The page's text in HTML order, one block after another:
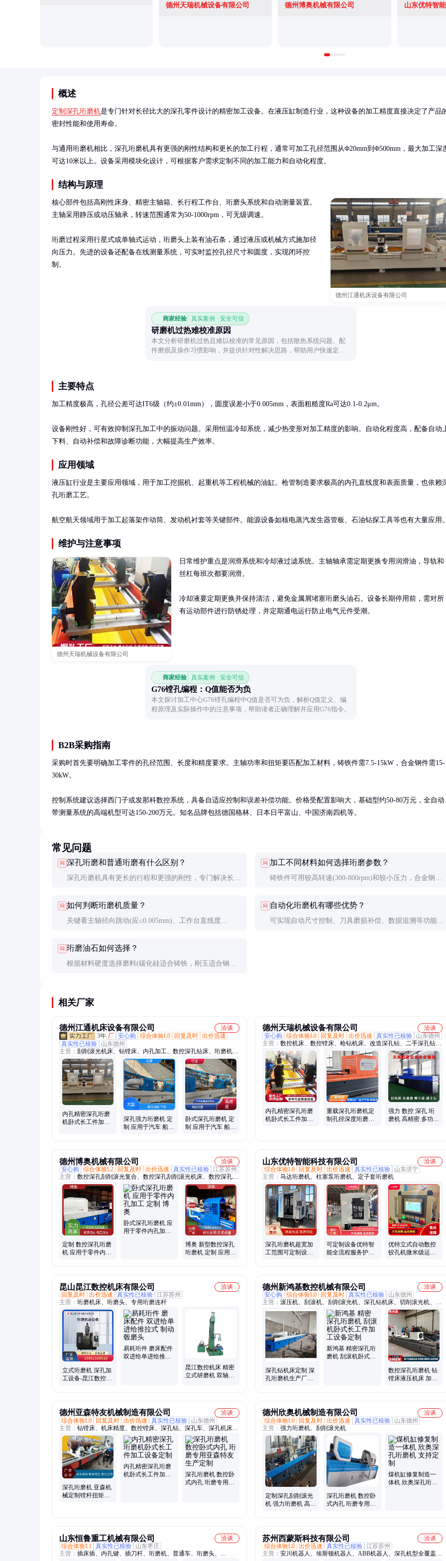
德州天瑞机械设备有限公司 德州博奥机械有限公司 山东优特智
概述
定制深孔珩磨机是专门针对长径比大的深孔零件设计的精密加工设备。在液压缸制造行业，这种设备的加工精度直接决定了产品
密封性能和使用寿命。
与通用珩磨机相比，深孔珩磨机具有更强的刚性结构和更长的加工行程，通常可加工孔径范围从Φ20mm到Φ500mm，最大加工深
可达10米以上。设备采用模块化设计，可根据客户需求定制不同的加工能力和自动化程度。
结构与原理
德州江通机床设备有限公司
核心部件包括高刚性床身、精密主轴箱、长行程工作台、珩磨头系统和自动测量装置。
主轴采用静压或动压轴承，转速范围通常为50-1000rpm，可无级调速。
珩磨过程采用行星式或单轴式运动，珩磨头上装有油石条，通过液压或机械方式施加径
向压力。先进的设备还配备在线测量系统，可实时监控孔径尺寸和圆度，实现闭环控
制。
商家经验 真实案例 · 安全可信
研磨机过热难校准原因
本文分析研磨机过热且难以校准的常见原因，包括散热系统问题、配
件磨损及操作习惯影响，并提供针对性解决思路，帮助用户快速定位
主要特点
加工精度极高，孔径公差可达IT6级（约±0.01mm），圆度误差小于0.005mm，表面粗糙度Ra可达0.1-0.2μm。
设备刚性好，可有效抑制深孔加工中的振动问题。采用恒温冷却系统，减少热变形对加工精度的影响。自动化程度高，配备自动
下料、自动补偿和故障诊断功能，大幅提高生产效率。
应用领域
液压缸行业是主要应用领域，用于加工挖掘机、起重机等工程机械的油缸。枪管制造要求极高的内孔直线度和表面质量，也依赖
孔珩磨工艺。
航空航天领域用于加工起落架作动筒、发动机衬套等关键部件。能源设备如核电蒸汽发生器管板、石油钻探工具等也有大量应用
维护与注意事项
德州天瑞机械设备有限公司
日常维护重点是润滑系统和冷却液过滤系统。主轴轴承需定期更换专用润滑油，导轨和
丝杠每班次都要润滑。
冷却液要定期更换并保持清洁，避免金属屑堵塞珩磨头油石。设备长期停用前，需对所
有运动部件进行防锈处理，并定期通电运行防止电气元件受潮。
商家经验 真实案例 · 安全可信
G76镗孔编程：Q值能否为负
本文探讨加工中心G76镗孔编程中Q值是否可为负，解析Q值定义、编
程原理及实际操作中的注意事项，帮助读者正确理解并应用G76指令。
B2B采购指南
采购时首先要明确加工零件的孔径范围、长度和精度要求。主轴功率和扭矩要匹配加工材料，铸铁件需7.5-15kW，合金钢件需15-
30kW。
控制系统建议选择西门子或发那科数控系统，具备自适应控制和误差补偿功能。价格受配置影响大，基础型约50-80万元，全自动
带测量系统的高端机型可达150-200万元。知名品牌包括德国格林、日本日平富山、中国济南四机等。
常见问题
问 深孔珩磨和普通珩磨有什么区别？
深孔珩磨机具有更长的行程和更强的刚性，专门解决长径
工。
问 加工不同材料如何选择珩磨参数？
铸铁件可用较高转速(300-800rpm)和较小压力，合金钢需
石避免堵塞。
问 如何判断珩磨机质量？
关键看主轴径向跳动(应≤0.005mm)、工作台直线度
致性、圆度和表面粗糙度。
问 自动化珩磨机有哪些优势？
可实现自动尺寸控制、刀具磨损补偿、数据追溯等功能，
问 珩磨油石如何选择？
根据材料硬度选择磨料(碳化硅适合铸铁，刚玉适合钢
相关厂家
德州江通机床设备有限公司
洽谈
3年 厂 安心购 综合体验L0 回复及时 出价迅速
真实性已核验
山东德州
主营： 刮削滚光机床、钻镗床、内孔加工、数控深孔钻床、珩磨机、
深孔钻镗床、卧式深孔镗床、深孔钻头、深孔加工、深孔枪钻机床、
深孔钻加工、深孔镗床、深孔钻床、深孔套料机、刮滚机、珩磨头
内孔精密深孔珩磨
机卧式长工件加工
深孔强力珩磨机 定
制 应用于汽车 船舶
卧式深孔珩磨机 定
制 应用于汽车 船舶
德州天瑞机械设备有限公司
洽谈
安心购
综合体验L0 回复及时 出价迅速 真实性已核验
山东德州
主营： 数控机床、数控镗床、枪钻机床、改造深孔钻、二手深孔钻、
精度深孔钻、深孔钻镗床、精密深孔钻、改造深孔镗床、落地式深孔
钻、尺寸深孔镗床、双头镗孔机、机械镗孔机、液压支柱维修、多功
能镗孔机
内孔精密深孔珩磨
机卧式长工件加工
重载深孔珩磨机定
制孔径深度珩磨机
强力 数控 深孔 珩
磨机 高精密 多功能
德州博奥机械有限公司
洽谈
安心购
综合体验L2 回复及时 出价迅速 真实性已核验 江苏苏州
主营： 数控深孔刮削滚光复合、数控深孔刮削滚光机床、数控深孔钻
镗床、数控深孔钻床、数控深孔镗床、数控深孔珩磨机床、液压刮削
滚光刀具、气动刮削滚光刀具
定制 数控深孔珩磨
机 应用于零件内孔
卧式深孔珩磨机 应
用于零件内孔加工
博奥 新型数控深孔
珩磨机 定制 应用于
山东优特智能科技有限公司
洽谈
综合体验L0
回复及时 出价迅速 真实性已核验
山东济宁
主营： 马达珩磨机、柱塞泵珩磨机、定子套珩磨机
深孔珩磨机超宽加
工范围可定制设备
可定制设备优特智
能全流程服务护航
优特立式自动数控
铰孔机微米级运动
昆山昆江数控机床有限公司
洽谈
回复及时 出价迅速 真实性已核验 江苏苏州
主营： 珩磨机床、珩磨头、专用珩磨连杆
立式珩磨机 深孔加
工设备-昆江数控机
易耗珩件 磨床配件
双进给单进给推拉
昆江数控机床 精密
立式研磨机 双轴自
德州新鸿基数控机械有限公司
洽谈
安心购
综合体验L0 回复及时 真实性已核验
山东德州
主营： 滚压机、刮滚机、刮削滚光机、深孔钻机床、切削滚光机、数
控刮削滚光机
深孔钻机床定制 深
孔珩磨机生产厂家
新鸿基 精密深孔珩
磨机 刮滚机卧式长
数控深孔珩磨机 钻
镗床液压机床 加工
德州亚森特友机械制造有限公司
洽谈
综合体验L0
回复及时 出价迅速 真实性已核验
山东德州
主营： 钻镗床、机床精度、数控镗床、深孔钻、深孔车、深孔机床、
深孔镗床、珩磨机设备、数控珩磨机、强力珩磨机、定制珩磨机、深
孔珩磨机、机床深孔枪钻、镗孔机床、套料机床、卧式镗床、高精度
数控、强力绗磨机、数控绗磨机、卧式铣镗床、友机械双头、机械镗
孔机、双头镗孔机、落地式铣镗床、液压支架修复
深孔珩磨机 亚森机
械定制镗杆扭矩
内孔精密深孔珩磨
机卧式长工件加工
深孔珩磨机 数控卧
式内孔 珩磨专用亚
德州欣奥机械制造有限公司
洽谈
综合体验L0
回复及时 出价迅速 真实性已核验
山东德州
主营： 强力珩磨机、刮削滚光机
定制深孔刮削滚光
机 强力珩磨机 高精
深孔珩磨机 数控卧
式内孔 珩磨专用欣
煤机缸修复制造一
体机 欣奥深孔珩磨
山东恒鲁重工机械有限公司
洽谈
综合体验L1 真实性已核验
山东枣庄
主营： 插床插、内孔键、插刀杆、珩磨机、普通车、珩磨头、
苏州西蒙斯科技有限公司
洽谈
综合体验L0 出价迅速 真实性已核验 江苏苏州
主营： 安川机器人、埃斯顿机器人、ABB机器人、深孔机型全覆盖、